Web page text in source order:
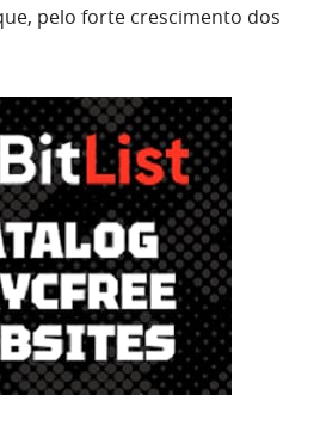
pelo forte crescimento dos